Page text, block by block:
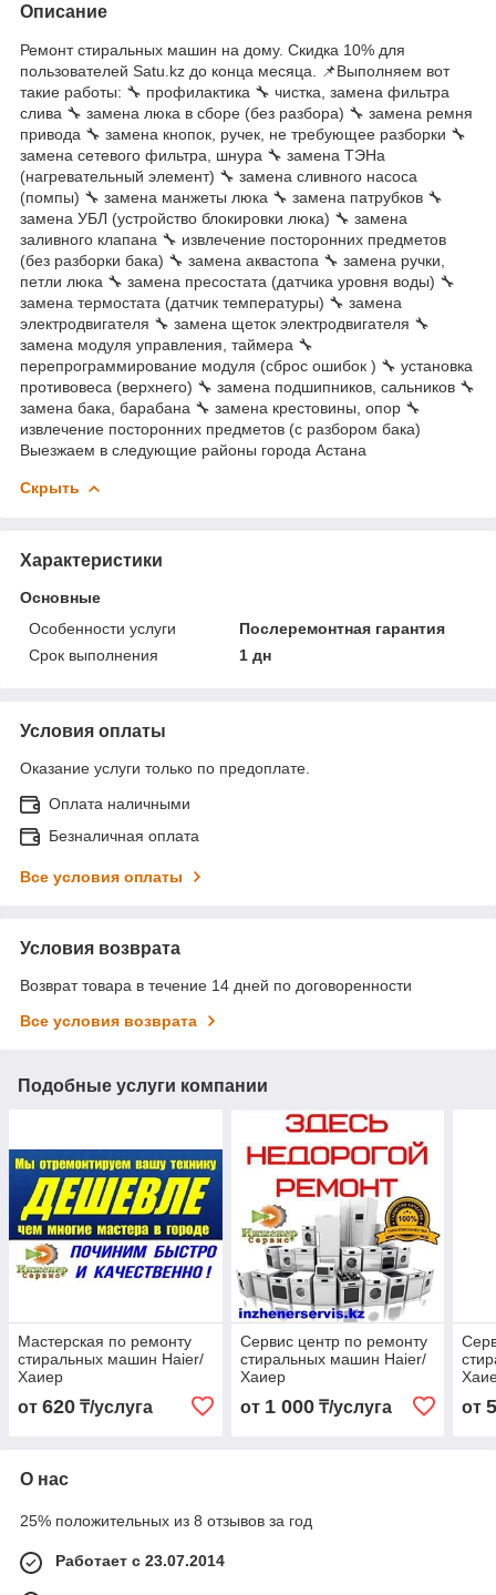
Описание
Ремонт стиральных машин на дому. Скидка 10% для
пользователей Satu.kz до конца месяца. 📌Выполняем вот
такие работы: 🔧 профилактика 🔧 чистка, замена фильтра
слива 🔧 замена люка в сборе (без разбора) 🔧 замена ремня
привода 🔧 замена кнопок, ручек, не требующее разборки 🔧
замена сетевого фильтра, шнура 🔧 замена ТЭНа
(нагревательный элемент) 🔧 замена сливного насоса
(помпы) 🔧 замена манжеты люка 🔧 замена патрубков 🔧
замена УБЛ (устройство блокировки люка) 🔧 замена
заливного клапана 🔧 извлечение посторонних предметов
(без разборки бака) 🔧 замена аквастопа 🔧 замена ручки,
петли люка 🔧 замена пресостата (датчика уровня воды) 🔧
замена термостата (датчик температуры) 🔧 замена
электродвигателя 🔧 замена щеток электродвигателя 🔧
замена модуля управления, таймера 🔧
перепрограммирование модуля (сброс ошибок ) 🔧 установка
противовеса (верхнего) 🔧 замена подшипников, сальников 🔧
замена бака, барабана 🔧 замена крестовины, опор 🔧
извлечение посторонних предметов (с разбором бака)
Выезжаем в следующие районы города Астана
Скрыть
Характеристики
Основные
Особенности услуги
Послеремонтная гарантия
Срок выполнения
1 дн
Условия оплаты
Оказание услуги только по предоплате.
Оплата наличными
Безналичная оплата
Все условия оплаты
Условия возврата
Возврат товара в течение 14 дней по договоренности
Все условия возврата
Подобные услуги компании
Мастерская по ремонту
стиральных машин Haier/
Хаиер
от 620 ₸/услуга
Сервис центр по ремонту
стиральных машин Haier/
Хаиер
от 1 000₸/услуга от
О нас
25% положительных из 8 отзывов за год
Работает с 23.07.2014